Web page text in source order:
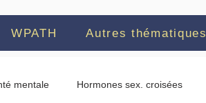
WPATH Autres thématiques
mentale Hormones sex. croisées